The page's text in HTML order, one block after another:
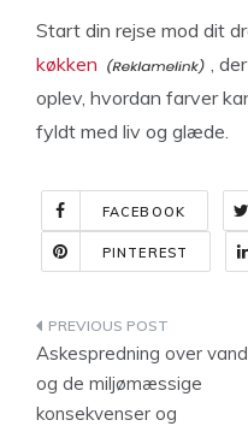
Start din rejse mod dit
køkken
,
oplev, hvordan farver
fyldt med liv og glæde.
FACEBOOK
PINTEREST
Askespredning over vand
og de miljømæssige
konsekvenser og